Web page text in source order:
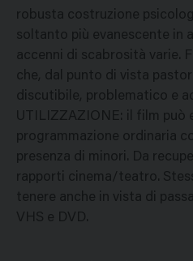
robusta costruzione
soltanto più evanescente in
accenni di scabrosità varie.
che, dal punto di vista
discutibile, problematico e
UTILIZZAZIONE: il film può
programmazione ordinaria
presenza di minori. Da
rapporti cinema/teatro.
tenere anche in vista di
VHS e DVD.